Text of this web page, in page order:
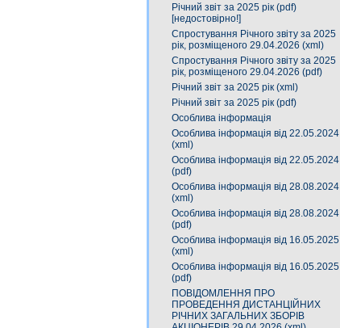
Річний звіт за 2025 рік (pdf)
[недостовірно!]
Спростування Річного звіту за 2025
рік, розміщеного 29.04.2026 (xml)
Спростування Річного звіту за 2025
рік, розміщеного 29.04.2026 (pdf)
Річний звіт за 2025 рік (xml)
Річний звіт за 2025 рік (pdf)
Особлива інформація
Особлива інформація від 22.05.2024
(xml)
Особлива інформація від 22.05.2024
(pdf)
Особлива інформація від 28.08.2024
(xml)
Особлива інформація від 28.08.2024
(pdf)
Особлива інформація від 16.05.2025
(xml)
Особлива інформація від 16.05.2025
(pdf)
ПОВІДОМЛЕННЯ ПРО
ПРОВЕДЕННЯ ДИСТАНЦІЙНИХ
РІЧНИХ ЗАГАЛЬНИХ ЗБОРІВ